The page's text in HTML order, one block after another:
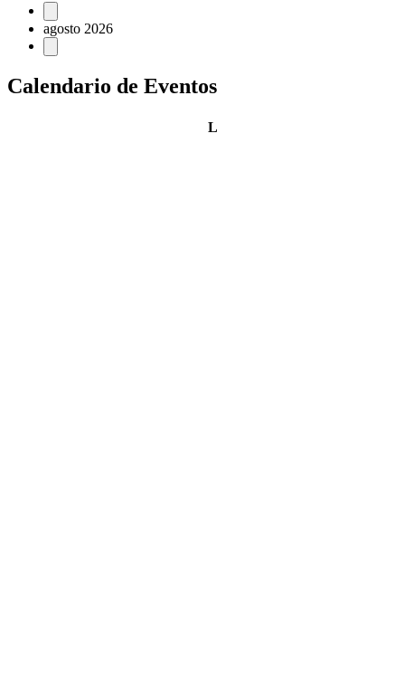
Eventos
agosto 2026
Calendario de Eventos
Llunes